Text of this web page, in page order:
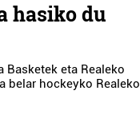
hasiko du
Basketek eta Realeko
belar hockeyko Realeko